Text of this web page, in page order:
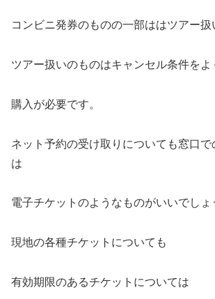
コンビニ発券のものの一部ははツアー扱
ツアー扱いのものはキャンセル条件をよ
購入が必要です。
ネット予約の受け取りについても窓口で
は
電子チケットのようなものがいいでしょ
現地の各種チケットについても
有効期限のあるチケットについては